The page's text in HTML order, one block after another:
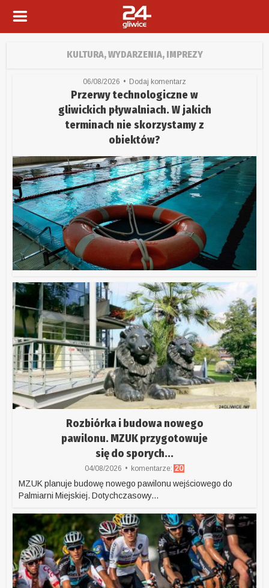
KULTURA, WYDARZENIA, IMPREZY
06/08/2026 Dodaj komentarz
Przerwy technologiczne w
gliwickich pływalniach. W jakich
terminach nie skorzystamy z
obiektów?
Rozbiórka i budowa nowego
pawilonu. MZUK przygotowuje
się do sporych...
04/08/2026 komentarze: 20
MZUK planuje budowę nowego pawilonu wejściowego do
Palmiarni Miejskiej. Dotychczasowy...